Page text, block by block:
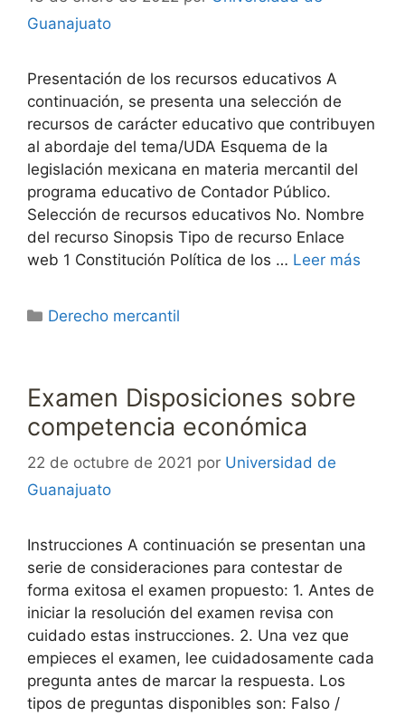
Guanajuato
Presentación de los recursos educativos A
continuación, se presenta una selección de
recursos de carácter educativo que contribuyen
al abordaje del tema/UDA Esquema de la
legislación mexicana en materia mercantil del
programa educativo de Contador Público.
Selección de recursos educativos No. Nombre
del recurso Sinopsis Tipo de recurso Enlace
web 1 Constitución Política de los … Leer más
Categorías
Derecho mercantil
Examen Disposiciones sobre
competencia económica
22 de octubre de 2021 por Universidad de
Guanajuato
Instrucciones A continuación se presentan una
serie de consideraciones para contestar de
forma exitosa el examen propuesto: 1. Antes de
iniciar la resolución del examen revisa con
cuidado estas instrucciones. 2. Una vez que
empieces el examen, lee cuidadosamente cada
pregunta antes de marcar la respuesta. Los
tipos de preguntas disponibles son: Falso /